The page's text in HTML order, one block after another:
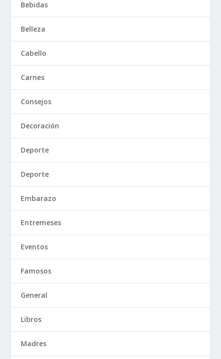
Bebidas
Belleza
Cabello
Carnes
Consejos
Decoración
Deporte
Deporte
Embarazo
Entremeses
Eventos
Famosos
General
Libros
Madres